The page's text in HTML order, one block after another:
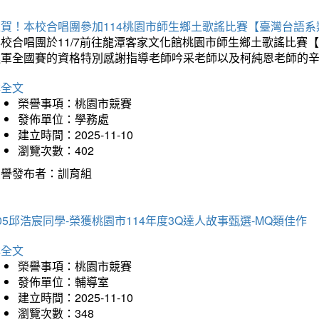
！本校合唱團參加114桃園市師生鄉土歌謠比賽【臺灣台語
合唱團於11/7前往龍潭客家文化館桃園市師生鄉土歌謠比賽
全國賽的資格特別感謝指導老師吟采老師以及柯純恩老師的
文
榮譽事項：桃園市競賽
發佈單位：學務處
建立時間：2025-11-10
瀏覽次數：402
發布者：訓育組
邱浩宸同學-榮獲桃園市114年度3Q達人故事甄選-MQ類佳作
文
榮譽事項：桃園市競賽
發佈單位：輔導室
建立時間：2025-11-10
瀏覽次數：348